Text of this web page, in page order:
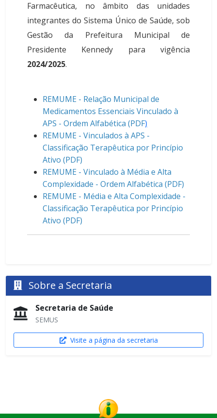
Farmacêutica, no âmbito das unidades
integrantes do Sistema Único de Saúde, sob
Gestão da Prefeitura Municipal de
Presidente Kennedy para vigência
2024/2025.
REMUME - Relação Municipal de
Medicamentos Essenciais Vinculado à
APS - Ordem Alfabética (PDF)
REMUME - Vinculados à APS -
Classificação Terapêutica por Princípio
Ativo (PDF)
REMUME - Vinculado à Média e Alta
Complexidade - Ordem Alfabética (PDF)
REMUME - Média e Alta Complexidade -
Classificação Terapêutica por Princípio
Ativo (PDF)
Sobre a Secretaria
Secretaria de Saúde
SEMUS
Visite a página da secretaria